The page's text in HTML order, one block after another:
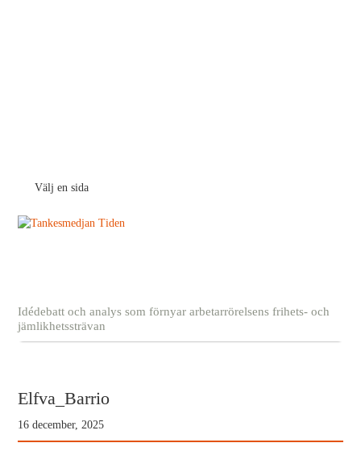
Välj en sida
Idédebatt och analys som förnyar arbetarrörelsens frihets- och
jämlikhetssträvan
Elfva_Barrio
16 december, 2025